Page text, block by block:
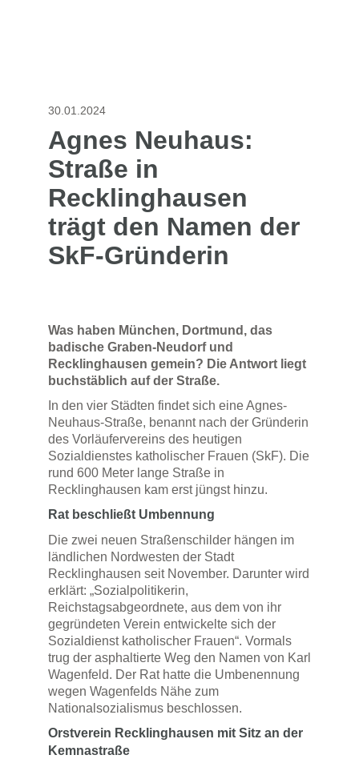
30.01.2024
Agnes Neuhaus:
Straße in
Recklinghausen
trägt den Namen der
SkF-Gründerin
Was haben München, Dortmund, das
badische Graben-Neudorf und
Recklinghausen gemein? Die Antwort liegt
buchstäblich auf der Straße.
In den vier Städten findet sich eine Agnes-
Neuhaus-Straße, benannt nach der Gründerin
des Vorläufervereins des heutigen
Sozialdienstes katholischer Frauen (SkF). Die
rund 600 Meter lange Straße in
Recklinghausen kam erst jüngst hinzu.
Rat beschließt Umbennung
Die zwei neuen Straßenschilder hängen im
ländlichen Nordwesten der Stadt
Recklinghausen seit November. Darunter wird
erklärt: „Sozialpolitikerin,
Reichstagsabgeordnete, aus dem von ihr
gegründeten Verein entwickelte sich der
Sozialdienst katholischer Frauen“. Vormals
trug der asphaltierte Weg den Namen von Karl
Wagenfeld. Der Rat hatte die Umbenennung
wegen Wagenfelds Nähe zum
Nationalsozialismus beschlossen.
Orstverein Recklinghausen mit Sitz an der
Kemnastraße